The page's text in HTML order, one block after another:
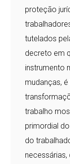
proteção
tutelados
decreto em
instrumento
mudanças,
trabalho
primordial
do